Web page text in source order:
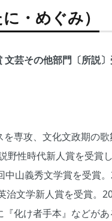
・めぐみ）
芸その他部門〔所説
専攻、文化文政期の歌
野性時代新人賞を受賞
山義秀文学賞を受賞
治文学新人賞を受賞。
化け者手本』などがあ